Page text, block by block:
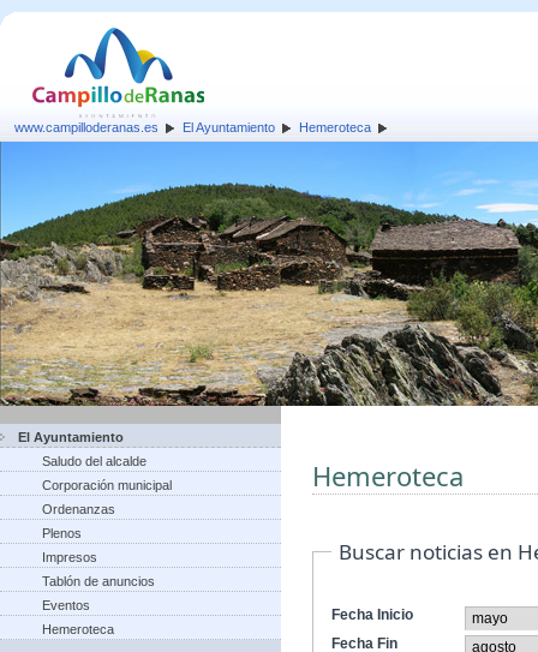
www.campilloderanas.es El Ayuntamiento Hemeroteca
El Ayuntamiento
Saludo del alcalde
Corporación municipal
Ordenanzas
Plenos
Impresos
Tablón de anuncios
Eventos
Hemeroteca
Hemeroteca
Buscar noticias en
Fecha Inicio
Fecha Fin